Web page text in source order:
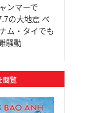
ンマーで
の大地震 ベ
ム・タイでも
騒動
閲覧